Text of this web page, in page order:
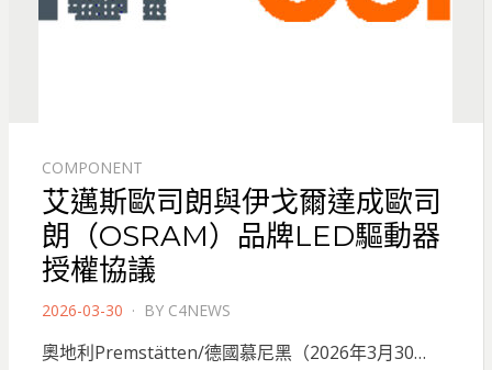
COMPONENT
艾邁斯歐司朗與伊戈爾達成歐司
朗（OSRAM）品牌LED驅動器
授權協議
POSTED
2026-03-30 BY C4NEWS
奧地利Premstätten/德國慕尼黑（2026年3月30…